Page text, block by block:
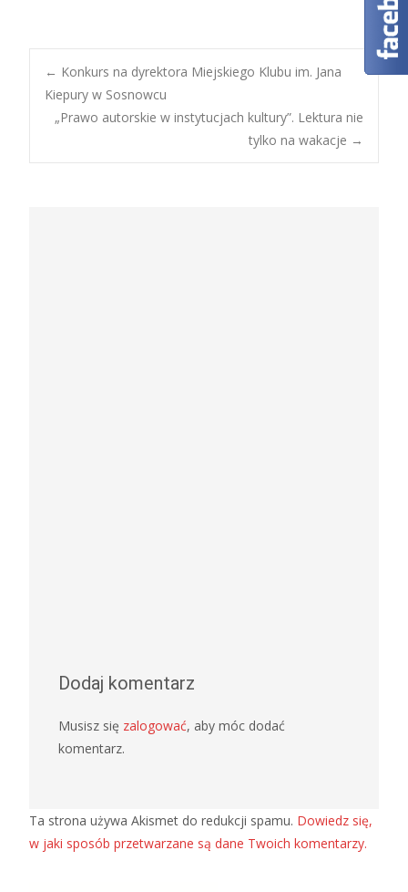
Post
navigation
← Konkurs na dyrektora Miejskiego Klubu im. Jana
Kiepury w Sosnowcu
„Prawo autorskie w instytucjach kultury”. Lektura nie
tylko na wakacje →
Dodaj komentarz
Musisz się zalogować, aby móc dodać
komentarz.
Ta strona używa Akismet do redukcji spamu. Dowiedz się,
w jaki sposób przetwarzane są dane Twoich komentarzy.